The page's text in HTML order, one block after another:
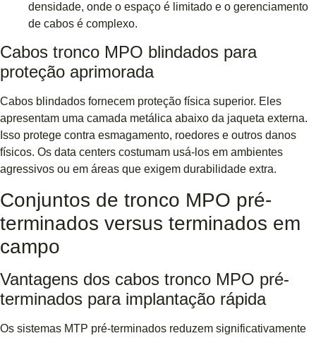
densidade, onde o espaço é limitado e o gerenciamento
de cabos é complexo.
Cabos tronco MPO blindados para
proteção aprimorada
Cabos blindados fornecem proteção física superior. Eles
apresentam uma camada metálica abaixo da jaqueta externa.
Isso protege contra esmagamento, roedores e outros danos
físicos. Os data centers costumam usá-los em ambientes
agressivos ou em áreas que exigem durabilidade extra.
Conjuntos de tronco MPO pré-
terminados versus terminados em
campo
Vantagens dos cabos tronco MPO pré-
terminados para implantação rápida
Os sistemas MTP pré-terminados reduzem significativamente